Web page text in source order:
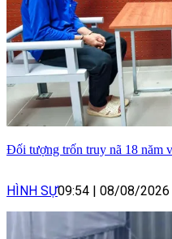
Đối tượng trốn truy nã 18 năm
HÌNH SỰ09:54 08/08/2026